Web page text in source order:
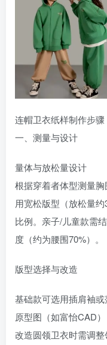
连帽卫衣纸样制作步骤
一、测量与设计
量体与放松量设计‌
根据穿着者体型测量
用宽松版型（放松量
比例。亲子/儿童款需
度（约为腰围70%）。
版型选择与改造‌
基础款可选用插肩袖
原型图（如富怡CAD
改造圆领卫衣时需调